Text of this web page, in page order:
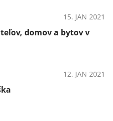
15. JAN 2021
domov a bytov v
12. JAN 2021